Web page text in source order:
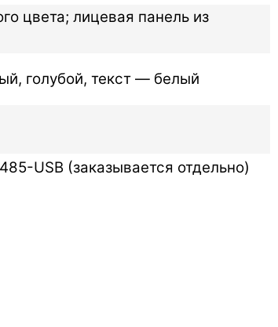
цвета; лицевая панель из
голубой, текст — белый
USB (заказывается отдельно)